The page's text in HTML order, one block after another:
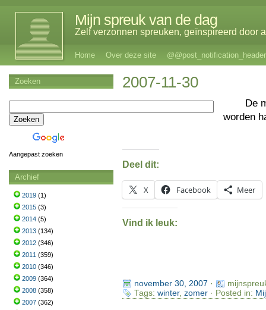
Mijn spreuk van de dag
Zelf verzonnen spreuken, geïnspireerd door
Home Over deze site @@post_notification_header
2007-11-30
De
worden
Deel dit:
X Facebook Meer
Vind ik leuk:
november 30, 2007 ·
Tags: winter, zomer· Posted in:
Zoeken
Aangepast zoeken
Archief
2019 (1)
2015 (3)
2014 (5)
2013 (134)
2012 (346)
2011 (359)
2010 (346)
2009 (364)
2008 (358)
2007 (362)